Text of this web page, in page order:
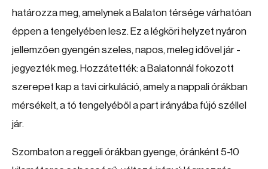
határozza meg, amelynek a Balaton térsége várhatóan
éppen a tengelyében lesz. Ez a légköri helyzet nyáron
jellemzően gyengén szeles, napos, meleg idővel jár -
jegyezték meg. Hozzátették: a Balatonnál fokozott
szerepet kap a tavi cirkuláció, amely a nappali órákban
mérsékelt, a tó tengelyéből a part irányába fújó széllel
jár.
Szombaton a reggeli órákban gyenge, óránként 5-10